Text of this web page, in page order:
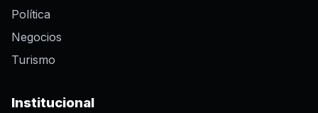
Política
Negocios
Turismo
Institucional